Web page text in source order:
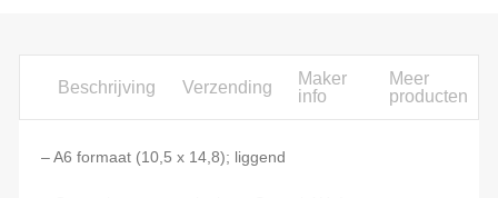
Beschrijving Verzending
Maker
info
Meer
producten
– A6 formaat (10,5 x 14,8); liggend